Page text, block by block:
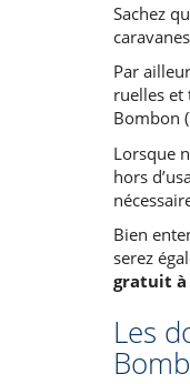
Sachez
Par
ruelles et
Bombon
Lorsque
hors
Bien
serez
gratuit à
Les